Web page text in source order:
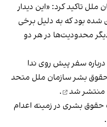
تاکید کرد: «این دیدار
۲۰۲۰ برنامه ریزی شده بود که به دلیل برخی
محدودیت‌ها در هر دو
سفر پیش روی ندا
بشر سازمان ملل متحد
منتشر شد
.
بشری در زمینه اعدام